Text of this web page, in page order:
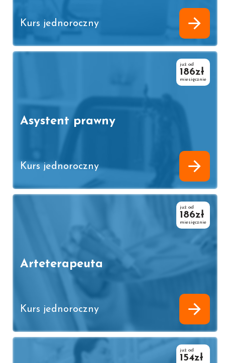
Kurs jednoroczny
już od
186zł
miesięcznie
Asystent prawny
Kurs jednoroczny
już od
186zł
miesięcznie
Arteterapeuta
Kurs jednoroczny
już od
154zł